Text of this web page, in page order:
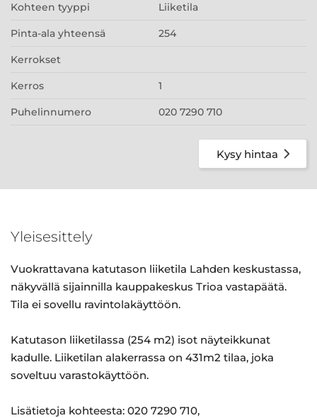
Kohteen tyyppi Liiketila
Pinta-ala yhteensä 254
Kerrokset
Kerros 1
Puhelinnumero 020 7290 710
Kysy hintaa
Yleisesittely
Vuokrattavana katutason liiketila Lahden keskustassa,
näkyvällä sijainnilla kauppakeskus Trioa vastapäätä.
Tila ei sovellu ravintolakäyttöön.
Katutason liiketilassa (254 m2) isot näyteikkunat
kadulle. Liiketilan alakerrassa on 431m2 tilaa, joka
soveltuu varastokäyttöön.
Lisätietoja kohteesta: 020 7290 710,